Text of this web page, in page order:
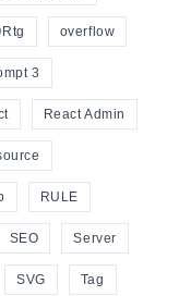
overflow
3
React Admin
RULE
SEO Server
SVG Tag